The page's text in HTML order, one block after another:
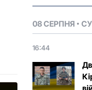
08 СЕРПНЯ
16:44